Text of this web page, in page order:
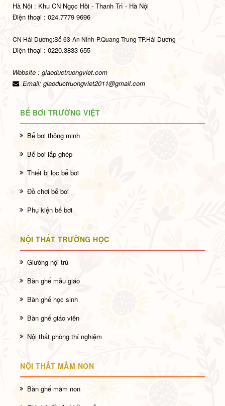
Hà Nội : Khu CN Ngọc Hồi - Thanh Trì - Hà Nội
Điện thoại : 024.7779 9696
CN Hải Dương:Số 63-An Ninh-P.Quang Trung-TP.Hải Dương
Điện thoại : 0220.3833 655
Website : giaoductruongviet.com
Email: giaoductruongviet2011@gmail.com
BỂ BƠI TRƯỜNG VIỆT
Bể bơi thông minh
Bể bơi lắp ghép
Thiết bị lọc bể bơi
Đồ chơi bể bơi
Phụ kiện bể bơi
NỘI THẤT TRƯỜNG HỌC
Giường nội trú
Bàn ghế mẫu giáo
Bàn ghế học sinh
Bàn ghế giáo viên
Nội thất phòng thí nghiệm
NỘI THẤT MẦM NON
Bàn ghế mầm non